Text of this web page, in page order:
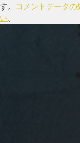
す。
コメントデータ
い。